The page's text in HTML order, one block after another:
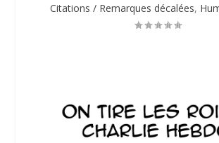
Citations / Remarques décalées,